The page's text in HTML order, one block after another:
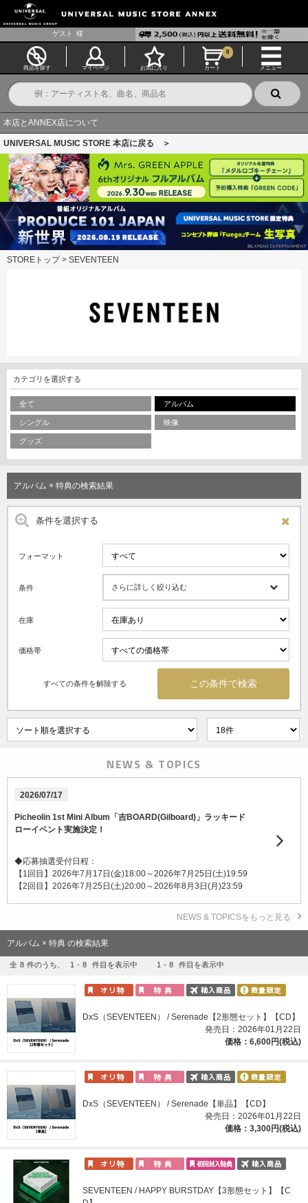
ゲスト 様
商品を探す マイページ お気に入り カート
0
メニュー
本店とANNEX店について
UNIVERSAL MUSIC STORE 本店に戻る ＞
STOREトップ> SEVENTEEN
カテゴリを選択する
全て アルバム
シングル 映像
グッズ
アルバム × 特典の検索結果
条件を選択する
フォーマット
条件 さらに詳しく絞り込む
在庫
価格帯
すべての条件を解除する
NEWS & TOPICS
2026/07/17
Picheolin 1st Mini Album「吉BOARD(Gilboard)」ラッキード
ローイベント実施決定！
◆応募抽選受付日程：
【1回目】2026年7月17日(金)18:00～2026年7月25日(土)19:59
【2回目】2026年7月25日(土)20:00～2026年8月3日(月)23:59
NEWS & TOPICSをもっと見る
アルバム × 特典 の検索結果
全 8 件のうち、 1 - 8 件目を表示中 1 - 8 件目を表示中
DxS（SEVENTEEN） / Serenade【2形態セット】【CD】
発売日：2026年01月22日
価格：6,600円(税込)
DxS（SEVENTEEN） / Serenade【単品】【CD】
発売日：2026年01月22日
価格：3,300円(税込)
SEVENTEEN / HAPPY BURSTDAY【3形態セット】【C